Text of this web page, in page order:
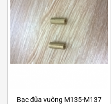
Bạc đũa vuông M135-M137